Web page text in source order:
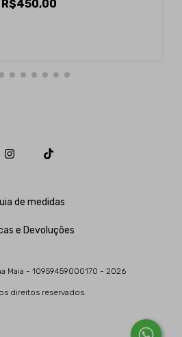
R$450,00
de medidas
e Devoluções
Maia - 10959459000170 - 2026
direitos reservados.